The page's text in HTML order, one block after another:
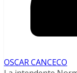
OSCAR CANCECO